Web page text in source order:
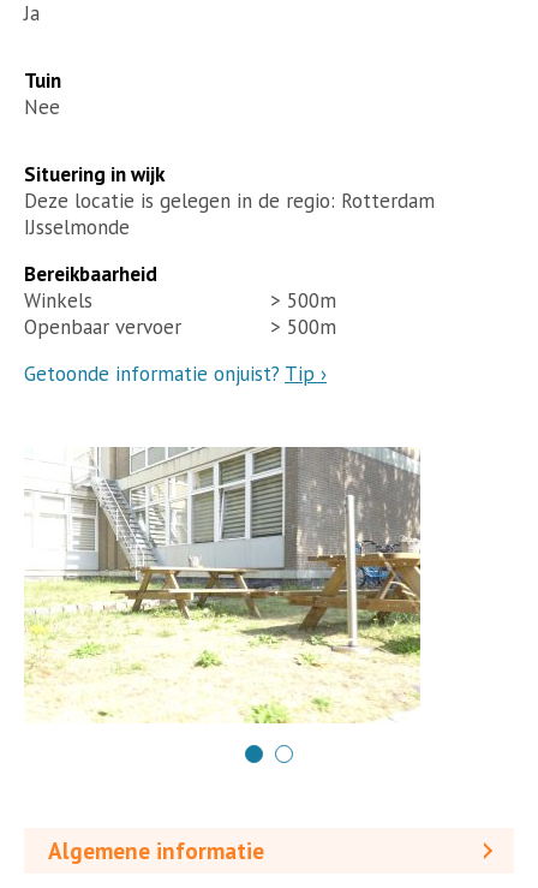
Ja
Tuin
Nee
Situering in wijk
Deze locatie is gelegen in de regio: Rotterdam
IJsselmonde
Bereikbaarheid
Winkels
> 500m
Openbaar vervoer
> 500m
Getoonde informatie onjuist? Tip ›
Algemene informatie